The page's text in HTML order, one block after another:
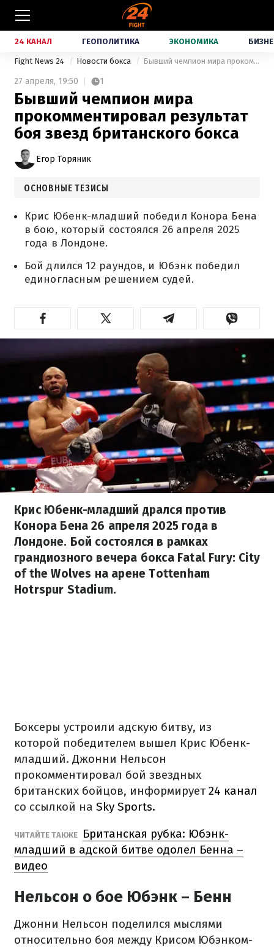
24 КАНАЛ ГЕОПОЛИТИКА ЭКОНОМИКА
Fight News 24 Новости бокса Бывший чемпион мира прокомментировал результат боя звезд британского бокса
27 апреля, 19:50 1
Бывший чемпион мира
прокомментировал результат
боя звезд британского бокса
Егор Торяник
ОСНОВНЫЕ ТЕЗИСЫ
Крис Юбенк-младший победил Конора Бена
в бою, который состоялся 26 апреля 2025
года в Лондоне.
Бой длился 12 раундов, и Юбэнк победил
единогласным решением судей.
Крис Юбенк-младший дрался против
Конора Бена 26 апреля 2025 года в
Лондоне. Бой состоялся в рамках
грандиозного вечера бокса Fatal Fury: City
of the Wolves на арене Tottenham
Hotrspur Stadium.
Боксеры устроили адскую битву, из
которой победителем вышел Крис Юбенк-
младший. Джонни Нельсон
прокомментировал бой звездных
британских бойцов, информирует24 канал
со ссылкой на Sky Sports.
ЧИТАЙТЕ ТАКЖЕ
Британская рубка: Юбэнк-
младший в адской битве одолел Бенна –
видео
Нельсон о бое Юбэнк – Бенн
Джонни Нельсон поделился мыслями
относительно боя между Крисом Юбэнком-